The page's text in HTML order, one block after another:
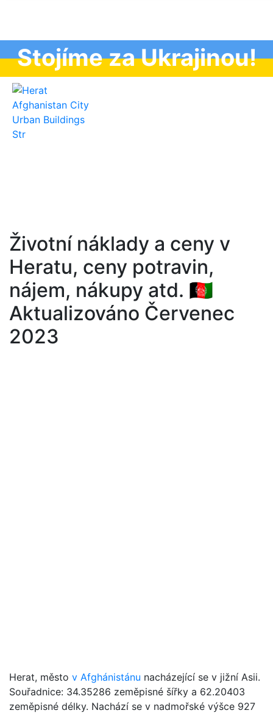
Stojíme za Ukrajinou!
Životní náklady a ceny v
Heratu, ceny potravin,
nájem, nákupy atd. 🇦🇫
Aktualizováno Červenec
2023
Herat, město v Afghánistánu nacházející se v jižní Asii.
Souřadnice: 34.35286 zeměpisné šířky a 62.20403
zeměpisné délky. Nachází se v nadmořské výšce 927